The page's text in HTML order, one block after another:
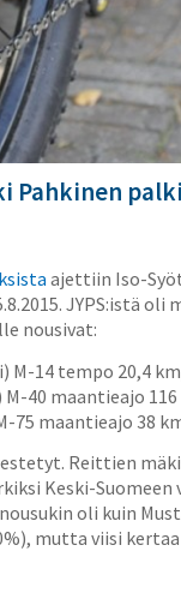
Pahkinen
ajettiin Iso-
JYPS:istä oli
nousivat:
M-14 tempo 20,4
40 maantieajo 116
75 maantieajo 38
Reittien
Keski-Suomeen
oli kuin
mutta viisi